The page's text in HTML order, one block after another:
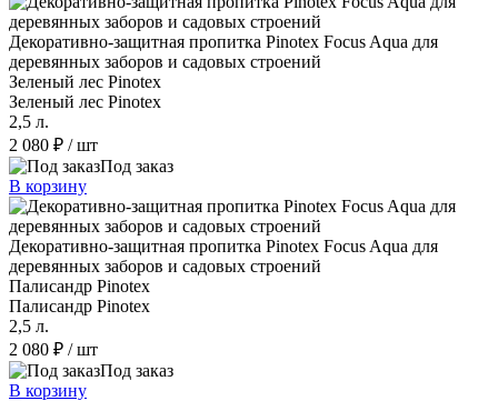
Декоративно-защитная пропитка Pinotex Focus Aqua для
деревянных заборов и садовых строений
Зеленый лес Pinotex
Зеленый лес Pinotex
2,5 л.
2 080 ₽ / шт
Под заказ
В корзину
Декоративно-защитная пропитка Pinotex Focus Aqua для
деревянных заборов и садовых строений
Палисандр Pinotex
Палисандр Pinotex
2,5 л.
2 080 ₽ / шт
Под заказ
В корзину